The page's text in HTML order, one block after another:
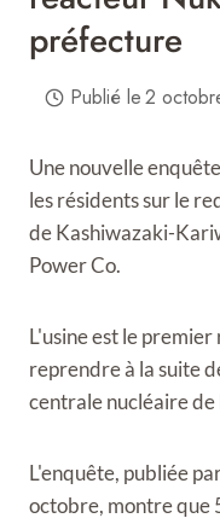
préfecture
Publié le2
Une nouvelle
les résidents sur le
de Kashiwazaki-
Power Co.
L'usine est le
reprendre à la suite
centrale nucléaire de
L'enquête, publiée
octobre, montre que